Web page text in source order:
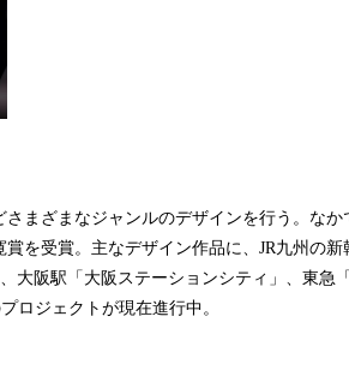
まざまなジャンルのデザインを行う。なか
を受賞。主なデザイン作品に、JR九州の新
大阪駅「大阪ステーションシティ」、東急
ロジェクトが現在進行中。